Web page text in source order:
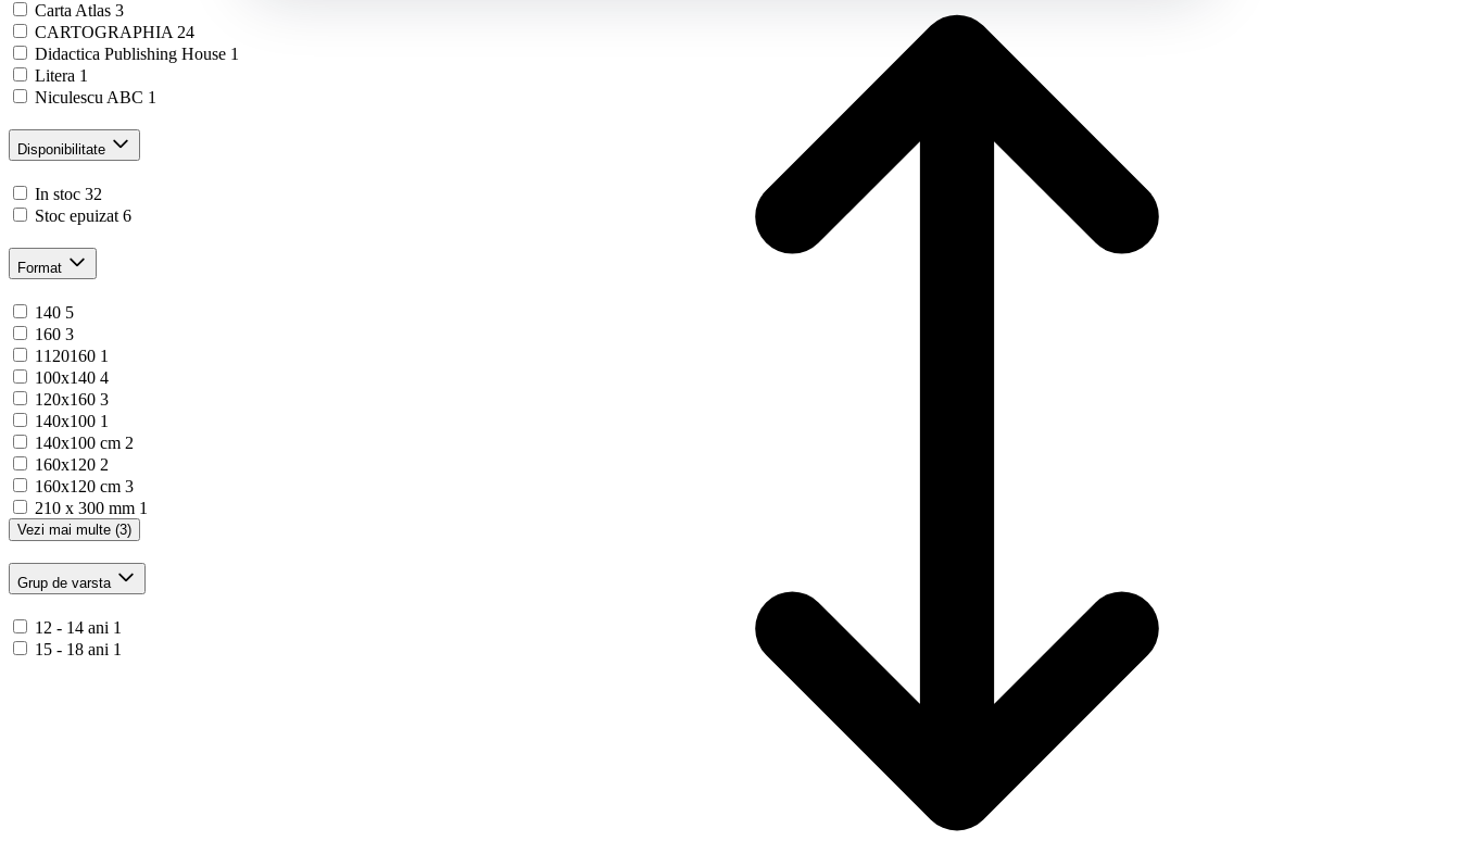
Carta Atlas 3
CARTOGRAPHIA 24
Didactica Publishing House 1
Litera 1
Niculescu ABC 1
Disponibilitate
In stoc 32
Stoc epuizat 6
Format
140 5
160 3
1120160 1
100x140 4
120x160 3
140x100 1
140x100 cm 2
160x120 2
160x120 cm 3
210 x 300 mm 1
Vezi mai multe (3)
Grup de varsta
12 - 14 ani 1
15 - 18 ani 1